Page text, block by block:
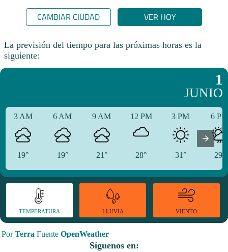
CAMBIAR CIUDAD VER HOY
La previsión del tiempo para las próximas horas es la
siguiente:
1
JUNIO
3 AM
19°
6 AM
19°
9 AM
21°
12 PM
28°
3 PM
31°
6
29°
TEMPERATURA LLUVIA VIENTO
PorTerra Fuente OpenWeather
Síguenos en: